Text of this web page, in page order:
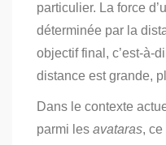
particulier. La force
déterminée par la
objectif final, c’est-à-
distance est grande,
Dans le contexte
parmi les avataras, ce